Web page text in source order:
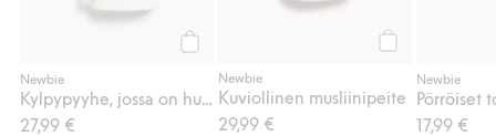
Newbie
27,99 €
Newbie
Kuviollinen musliinipeite
29,99 €
Newbie
17,99 €